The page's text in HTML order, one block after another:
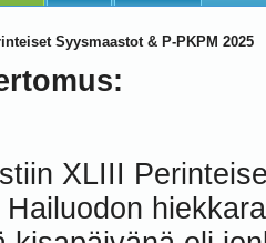
Syysmaastot & P-PKPM 2025
XLIII